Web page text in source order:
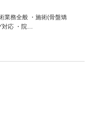
業務全般 ・施術(骨盤矯
応 ・院…